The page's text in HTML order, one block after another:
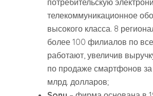
телекоммуникационное
высокого класса. 8
более 100 филиалов по
работают, увеличив
по продаже смартфонов за
млрд. долларов;